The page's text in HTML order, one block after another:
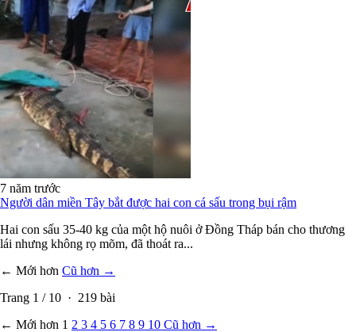
7 năm trước
Người dân miền Tây bắt được hai con cá sấu trong bụi rậm
Hai con sấu 35-40 kg của một hộ nuôi ở Đồng Tháp bán cho thương
lái nhưng không rọ mõm, đã thoát ra...
← Mới hơn Cũ hơn →
Trang 1 / 10 · 219 bài
← Mới hơn 1 2 3 4 5 6 7 8 9 10 Cũ hơn →